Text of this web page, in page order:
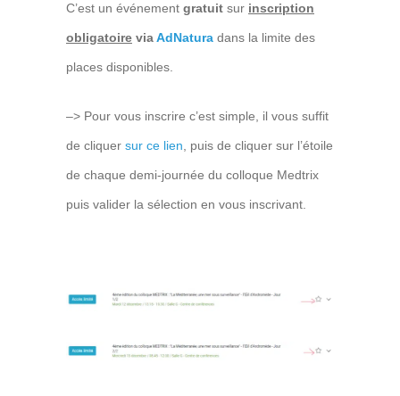
C’est un événement gratuit sur inscription
obligatoire viaAdNatura dans la limite des
places disponibles.
–> Pour vous inscrire c’est simple, il vous suffit
de cliquer sur ce lien , puis de cliquer sur l’étoile
de chaque demi-journée du colloque Medtrix
puis valider la sélection en vous inscrivant.